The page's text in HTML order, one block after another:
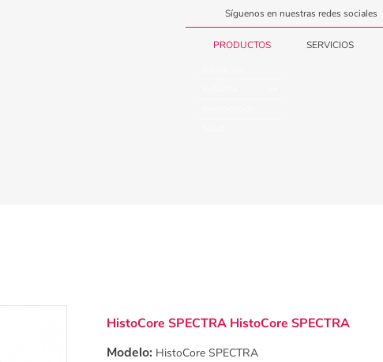
Síguenos en nuestras redes sociales
PRODUCTOS SERVICIOS
HistoCore SPECTRA HistoCore SPECTRA
Modelo: HistoCore SPECTRA